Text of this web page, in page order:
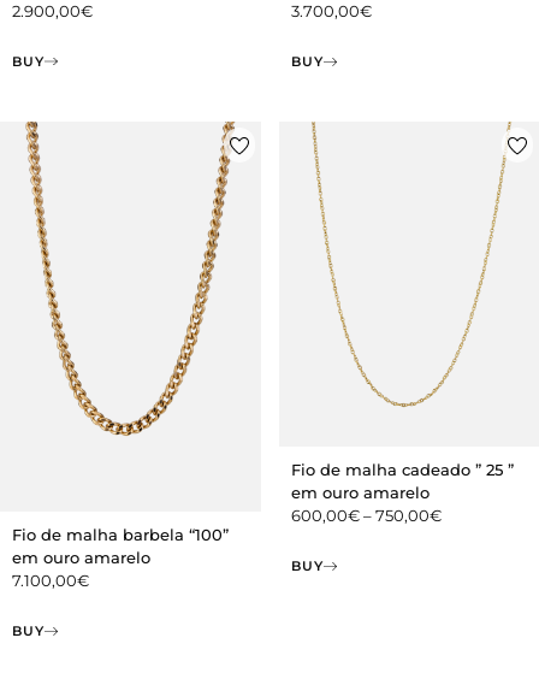
2.900,00€
BUY
3.700,00€
BUY
Fio de malha barbela “100”
em ouro amarelo
7.100,00€
BUY
Fio de malha cadeado ” 25 ”
em ouro amarelo
600,00€–750,00€
BUY